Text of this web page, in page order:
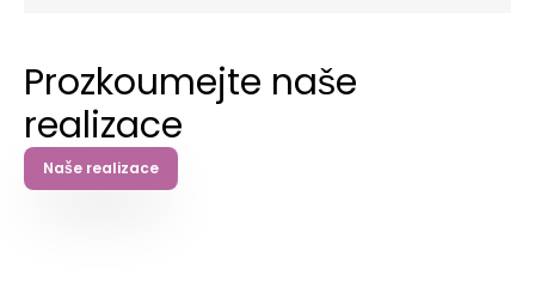
Vyšší autorita značky–zvyšuje
počet pozitivních recenzí, což posiluje
důvěru.
Prozkoumejte naše
realizace
Naše realizace